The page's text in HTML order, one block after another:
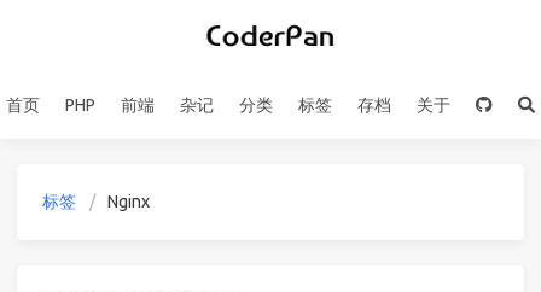
首页 PHP 前端 杂记 分类 标签 存档 关于
标签 Nginx